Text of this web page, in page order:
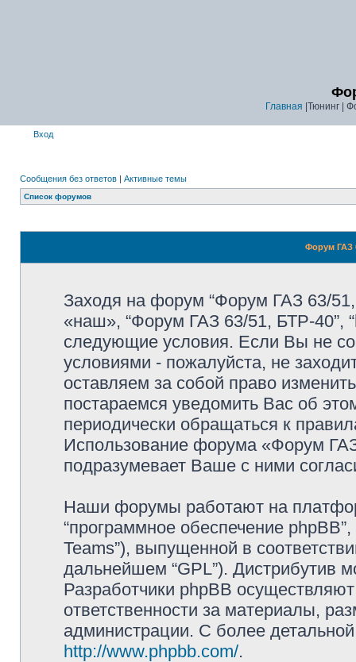
Главная |Тюнинг |
Вход
Сообщения без ответов | Активные темы
Список форумов
Форум ГАЗ
Заходя на форум “Форум ГАЗ 63/
«наш», “Форум ГАЗ 63/51, БТР-40”,
следующие условия. Если Вы не
условиями - пожалуйста, не
оставляем за собой право
постараемся уведомить Вас об
периодически обращаться к
Использование форума «Форум
подразумевает Ваше с ними
Наши форумы работают на
“программное обеспечение
Teams”), выпущенной в
дальнейшем “GPL”). Дистрибутив
Разработчики phpBB
ответственности за материалы,
администрации. С более
http://www.phpbb.com/.